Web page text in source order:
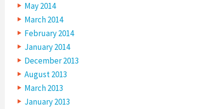
May 2014
March 2014
February 2014
January 2014
December 2013
August 2013
March 2013
January 2013